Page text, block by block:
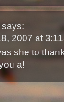
says:
2007 at
she to
a!